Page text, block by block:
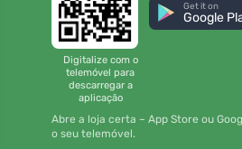
Digitalize com o
telemóvel para
descarregar a
aplicação
Get it on
Google
Abre a loja certa – App Store ou
o seu telemóvel.